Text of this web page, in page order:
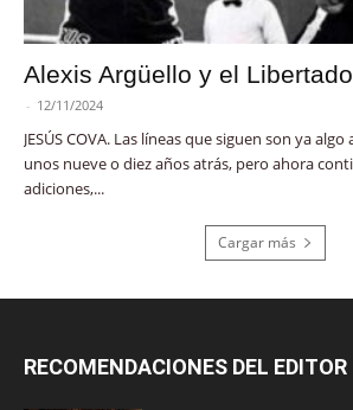
Alexis Argüello y el
- 12/11/2024
JESÚS COVA. Las líneas que siguen son ya
unos nueve o diez años atrás, pero ahora
adiciones,...
Cargar más
RECOMENDACIONES DEL EDITOR